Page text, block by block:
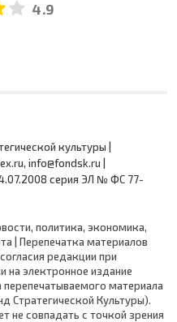
4.9
культуры |
info@fondsk.ru |
серия ЭЛ № ФС 77-
политика, экономика,
| Перепечатка материалов
редакции при
на электронное издание
материала
Стратегической Культуры).
не совпадать с точкой зрения